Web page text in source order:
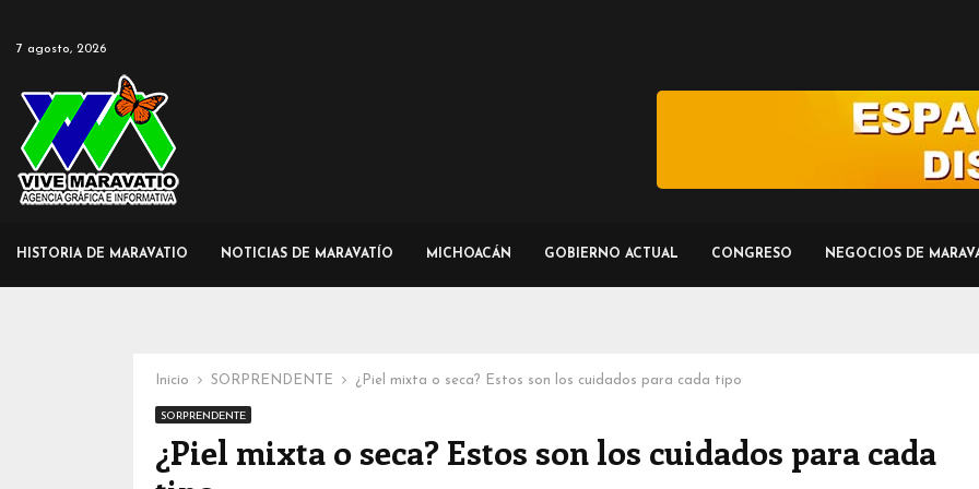
7 agosto, 2026
HISTORIA DE MARAVATIO NOTICIAS DE MARAVATÍO MICHOACÁN GOBIERNO ACTUAL CONGRESO NEGOCIOS DE
Inicio SORPRENDENTE ¿Piel mixta o seca? Estos son los cuidados para cada tipo
SORPRENDENTE
¿Piel mixta o seca? Estos son los cuidados para cada